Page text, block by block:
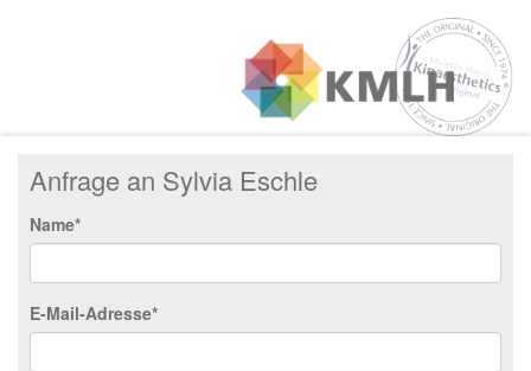
Anfrage an Sylvia Eschle
Name*
E-Mail-Adresse*